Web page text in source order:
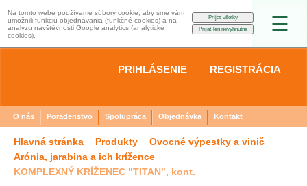
Na tomto webe používame súbory cookie, aby sme vám
umožnili funkciu objednávania (funkčné cookies) a na
analýzu návštěvnosti Google analytics (analytické
cookies).
☰
O nás Poradenstvo Spolupráca Objednávka Kontakt
PRIHLÁSENIE REGISTRÁCIA
Hlavná stránka Produkty
Ovocné výpestky a vinič
Arónia, jarabina a ich krížence
KOMPLEXNÝ KRÍŽENEC "TITAN", kont.